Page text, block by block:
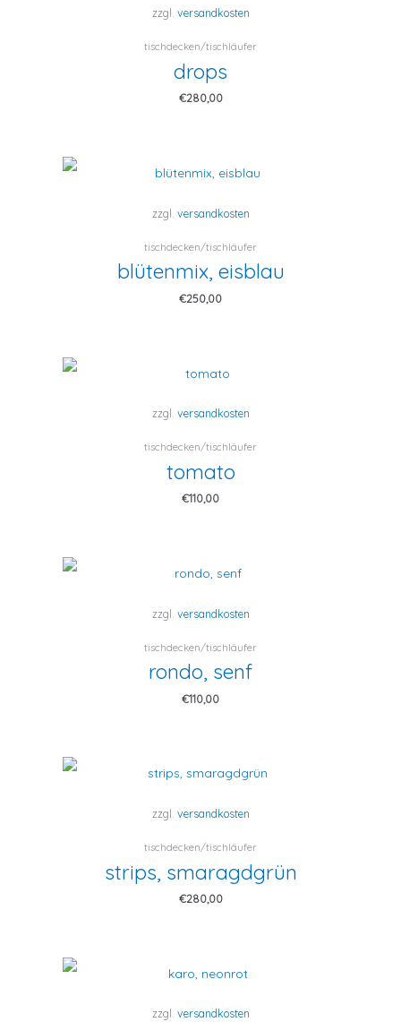
zzgl. versandkosten
tischdecken/tischläufer
drops
€280,00
zzgl. versandkosten
tischdecken/tischläufer
blütenmix, eisblau
€250,00
zzgl. versandkosten
tischdecken/tischläufer
tomato
€110,00
zzgl. versandkosten
tischdecken/tischläufer
rondo, senf
€110,00
zzgl. versandkosten
tischdecken/tischläufer
strips, smaragdgrün
€280,00
zzgl. versandkosten